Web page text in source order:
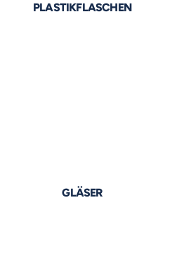
PLASTIKFLASCHEN
GLÄSER